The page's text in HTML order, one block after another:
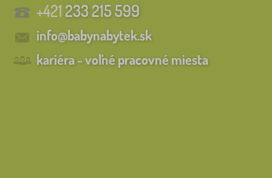
+421233 215 599
info@babynabytek.sk
kariéra - voľné pracovné miesta